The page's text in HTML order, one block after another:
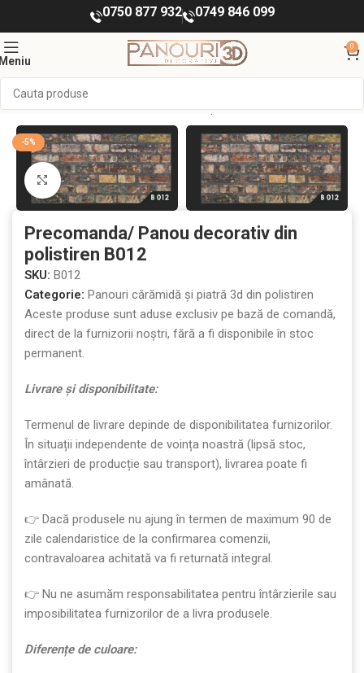
0750 877 932 0749 846 099
0
INTERIOR Panouri cărămidă și piatră 3d din polistiren
-5%
Mărește imaginea
Precomanda/ Panou decorativ din
polistiren B012
SKU: B012
Categorie: Panouri cărămidă și piatră 3d din polistiren
Aceste produse sunt aduse exclusiv pe bază de comandă,
direct de la furnizorii noștri, fără a fi disponibile în stoc
permanent.
Livrare și disponibilitate:
Termenul de livrare depinde de disponibilitatea furnizorilor.
În situații independente de voința noastră (lipsă stoc,
întârzieri de producție sau transport), livrarea poate fi
amânată.
👉 Dacă produsele nu ajung în termen de maximum 90 de
zile calendaristice de la confirmarea comenzii,
contravaloarea achitată va fi returnată integral.
👉 Nu ne asumăm responsabilitatea pentru întârzierile sau
imposibilitatea furnizorilor de a livra produsele.
Diferențe de culoare: